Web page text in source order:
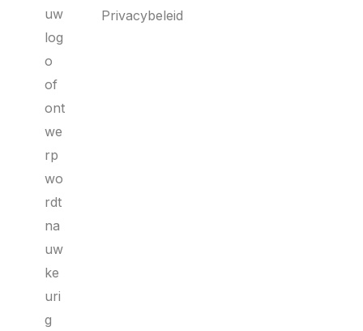
uw
log
o
of
ont
we
rp
wo
rdt
na
uw
ke
uri
g
Privacybeleid